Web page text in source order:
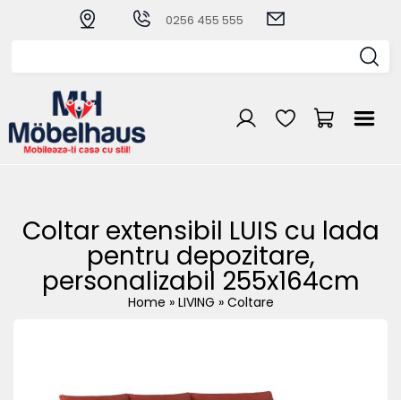
0256 455 555
Coltar extensibil LUIS cu lada
pentru depozitare,
personalizabil 255x164cm
Home » LIVING » Coltare